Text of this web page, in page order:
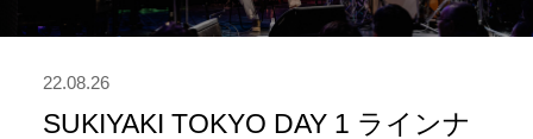
22.08.26
SUKIYAKI TOKYO DAY 1 ラインナ